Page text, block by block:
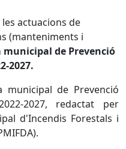
actuacions de
(manteniments i
municipal de Prevenció
2027.
municipal de Prevenció
2027, redactat per
d'Incendis Forestals i